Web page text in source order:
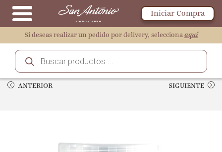
Iniciar Compra
Si deseas realizar un pedido por delivery, selecciona aquí
ANTERIOR SIGUIENTE